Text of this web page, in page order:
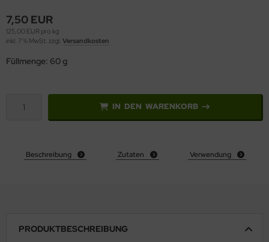
7,50 EUR
125,00 EUR pro kg
inkl. 7 % MwSt. zzgl. Versandkosten
Füllmenge: 60 g
IN DEN WARENKORB
Beschreibung Zutaten Verwendung
PRODUKTBESCHREIBUNG